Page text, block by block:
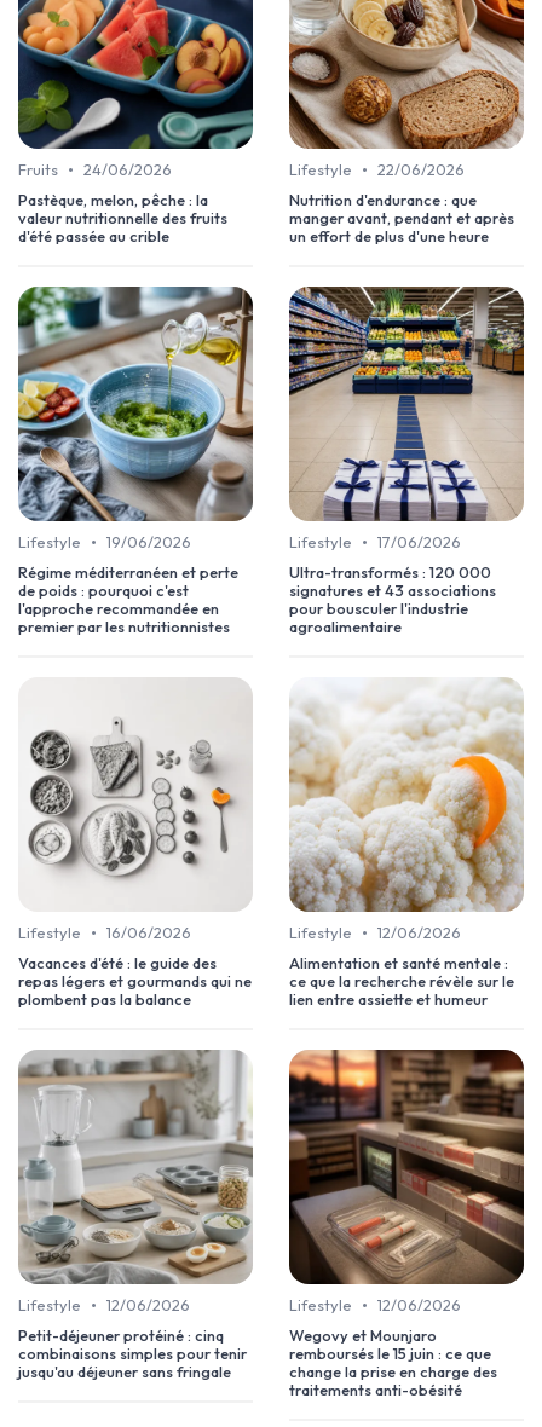
Fruits • 24/06/2026
Pastèque, melon, pêche : la
valeur nutritionnelle des fruits
d'été passée au crible
Lifestyle • 22/06/2026
Nutrition d'endurance : que
manger avant, pendant et après
un effort de plus d'une heure
Lifestyle • 19/06/2026
Régime méditerranéen et perte
de poids : pourquoi c'est
l'approche recommandée en
premier par les nutritionnistes
Lifestyle • 17/06/2026
Ultra-transformés : 120 000
signatures et 43 associations
pour bousculer l'industrie
agroalimentaire
Lifestyle • 16/06/2026
Vacances d'été : le guide des
repas légers et gourmands qui ne
plombent pas la balance
Lifestyle • 12/06/2026
Alimentation et santé mentale :
ce que la recherche révèle sur le
lien entre assiette et humeur
Lifestyle • 12/06/2026
Petit-déjeuner protéiné : cinq
combinaisons simples pour tenir
jusqu'au déjeuner sans fringale
Lifestyle • 12/06/2026
Wegovy et Mounjaro
remboursés le 15 juin : ce que
change la prise en charge des
traitements anti-obésité